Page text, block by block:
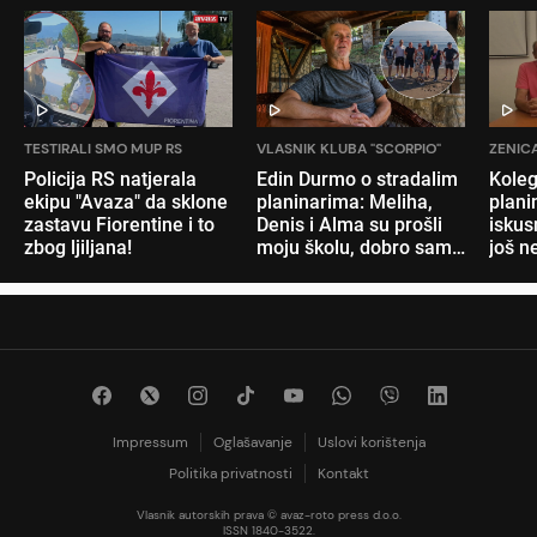
TESTIRALI SMO MUP RS
Policija RS natjerala
ekipu "Avaza" da sklone
zastavu Fiorentine i to
zbog ljiljana!
VLASNIK KLUBA "SCORPIO"
Edin Durmo o stradalim
planinarima: Meliha,
Denis i Alma su prošli
moju školu, dobro sam
još
Impressum Oglašavanje
Uslovi korištenja
Politika privatnosti
Kontakt
Vlasnik autorskih prava © avaz-roto press d.o.o.
ISSN 1840-3522.